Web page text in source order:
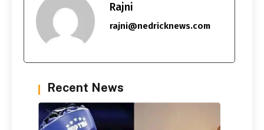
Rajni
rajni@nedricknews.com
Recent News